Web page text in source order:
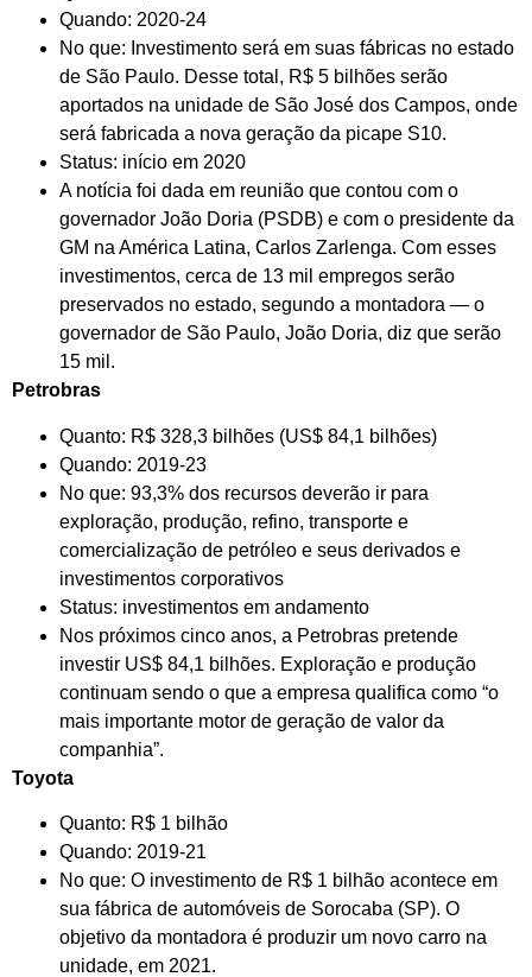
Quando: 2020-24
No que: Investimento será em suas fábricas no estado
de São Paulo. Desse total, R$ 5 bilhões serão
aportados na unidade de São José dos Campos, onde
será fabricada a nova geração da picape S10.
Status: início em 2020
A notícia foi dada em reunião que contou com o
governador João Doria (PSDB) e com o presidente da
GM na América Latina, Carlos Zarlenga. Com esses
investimentos, cerca de 13 mil empregos serão
preservados no estado, segundo a montadora — o
governador de São Paulo, João Doria, diz que serão
15 mil.
Petrobras
Quanto: R$ 328,3 bilhões (US$ 84,1 bilhões)
Quando: 2019-23
No que: 93,3% dos recursos deverão ir para
exploração, produção, refino, transporte e
comercialização de petróleo e seus derivados e
investimentos corporativos
Status: investimentos em andamento
Nos próximos cinco anos, a Petrobras pretende
investir US$ 84,1 bilhões. Exploração e produção
continuam sendo o que a empresa qualifica como “o
mais importante motor de geração de valor da
companhia”.
Toyota
Quanto: R$ 1 bilhão
Quando: 2019-21
No que: O investimento de R$ 1 bilhão acontece em
sua fábrica de automóveis de Sorocaba (SP). O
objetivo da montadora é produzir um novo carro na
unidade, em 2021.